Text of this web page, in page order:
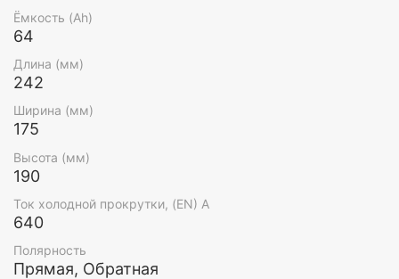
Ёмкость (Ah)
64
Длина (мм)
242
Ширина (мм)
175
Высота (мм)
190
Ток холодной прокрутки, (EN) А
640
Полярность
Прямая, Обратная